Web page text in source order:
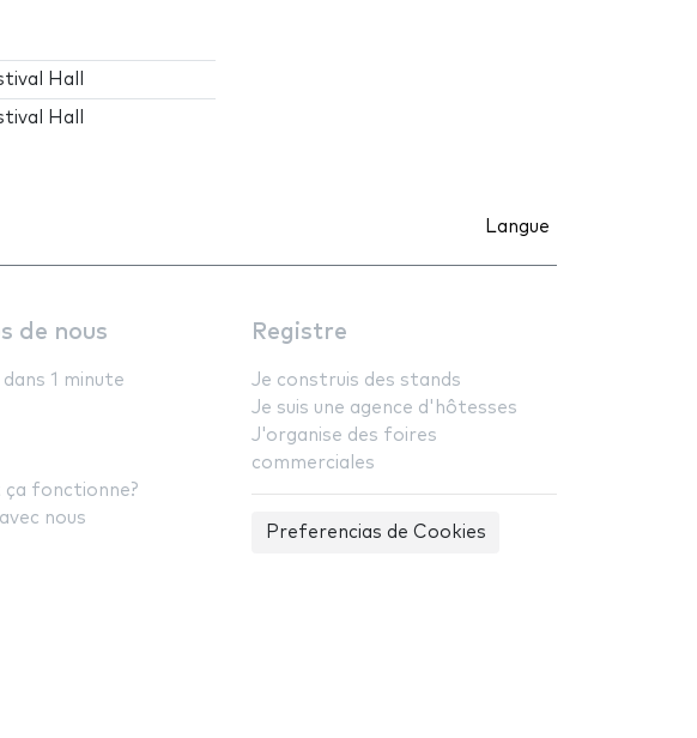
Hall
Hall
Langue
de nous
1 minute
ça fonctionne?
nous
Registre
Je construis des stands
Je suis une agence d'hôtesses
J'organise des foires
commerciales
Preferencias de Cookies